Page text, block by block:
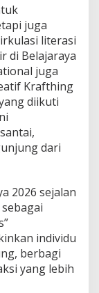
juga
literasi
di Belajaraya
juga
Krafthing
diikuti
dari
2026 sejalan
individu
berbagi
yang lebih